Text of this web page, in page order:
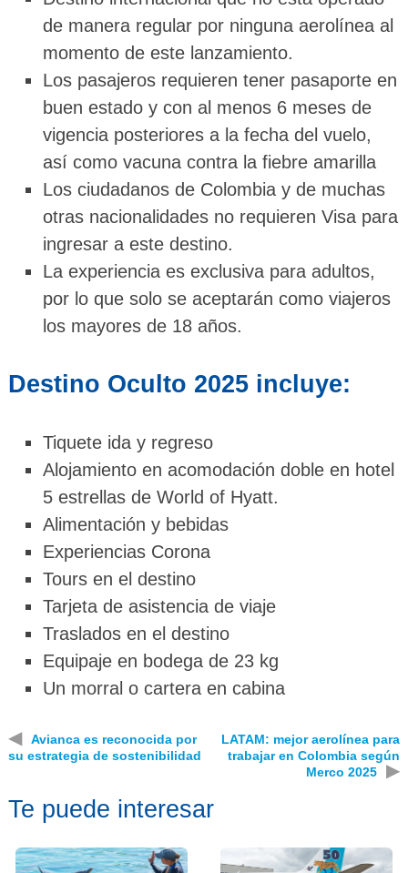
de manera regular por ninguna aerolínea al
momento de este lanzamiento.
Los pasajeros requieren tener pasaporte en
buen estado y con al menos 6 meses de
vigencia posteriores a la fecha del vuelo,
así como vacuna contra la fiebre amarilla
Los ciudadanos de Colombia y de muchas
otras nacionalidades no requieren Visa para
ingresar a este destino.
La experiencia es exclusiva para adultos,
por lo que solo se aceptarán como viajeros
los mayores de 18 años.
Destino Oculto 2025 incluye:
Tiquete ida y regreso
Alojamiento en acomodación doble en hotel
5 estrellas de World of Hyatt.
Alimentación y bebidas
Experiencias Corona
Tours en el destino
Tarjeta de asistencia de viaje
Traslados en el destino
Equipaje en bodega de 23 kg
Un morral o cartera en cabina
◀
Avianca es reconocida por
su estrategia de sostenibilidad
LATAM: mejor aerolínea para
trabajar en Colombia según
Merco 2025
▶
Te puede interesar